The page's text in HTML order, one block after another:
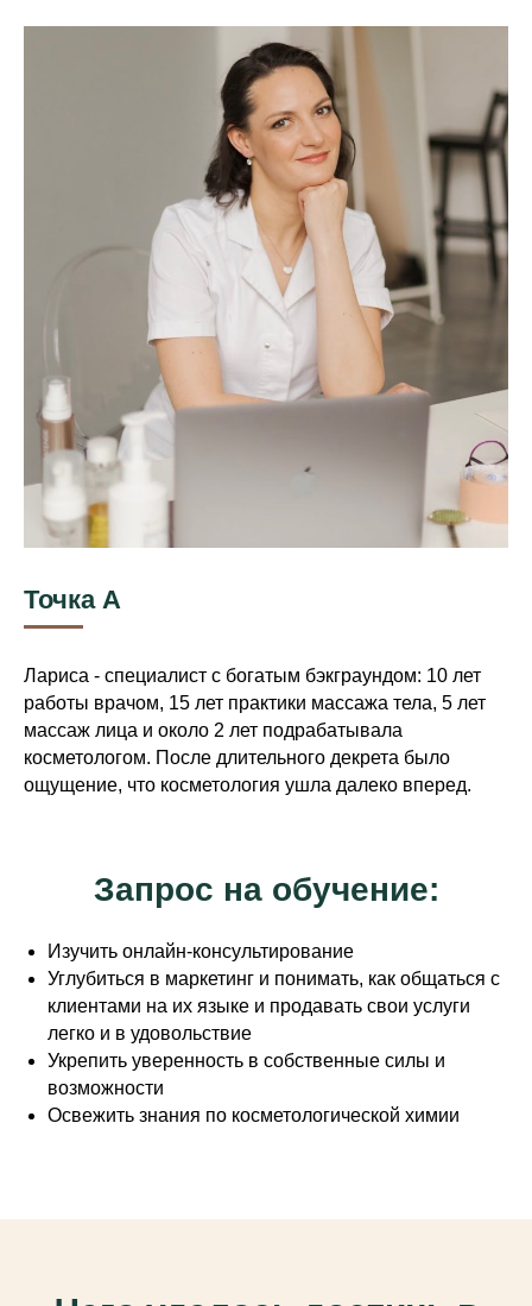
Точка А
Лариса - специалист с богатым бэкграундом: 10 лет
работы врачом, 15 лет практики массажа тела, 5 лет
массаж лица и около 2 лет подрабатывала
косметологом. После длительного декрета было
ощущение, что косметология ушла далеко вперед.
Запрос на обучение:
Изучить онлайн-консультирование
Углубиться в маркетинг и понимать, как общаться с
клиентами на их языке и продавать свои услуги
легко и в удовольствие
Укрепить уверенность в собственные силы и
возможности
Освежить знания по косметологической химии